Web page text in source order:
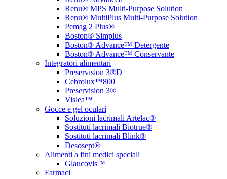
Renu® MPS Multi-Purpose Solution
Renu® MultiPlus Multi-Purpose Solution
Pemag 2 Plus®
Boston® Simplus
Boston® Advance™ Detergente
Boston® Advance™ Conservante
Integratori alimentari
Preservision 3®D
Cebrolux™800
Preservision 3®
Vislea™
Gocce e gel oculari
Soluzioni lacrimali Artelac®
Sostituti lacrimali Biotrue®
Sostituti lacrimali Blink®
Desosept®
Alimenti a fini medici speciali
Glaucovis™
Farmaci